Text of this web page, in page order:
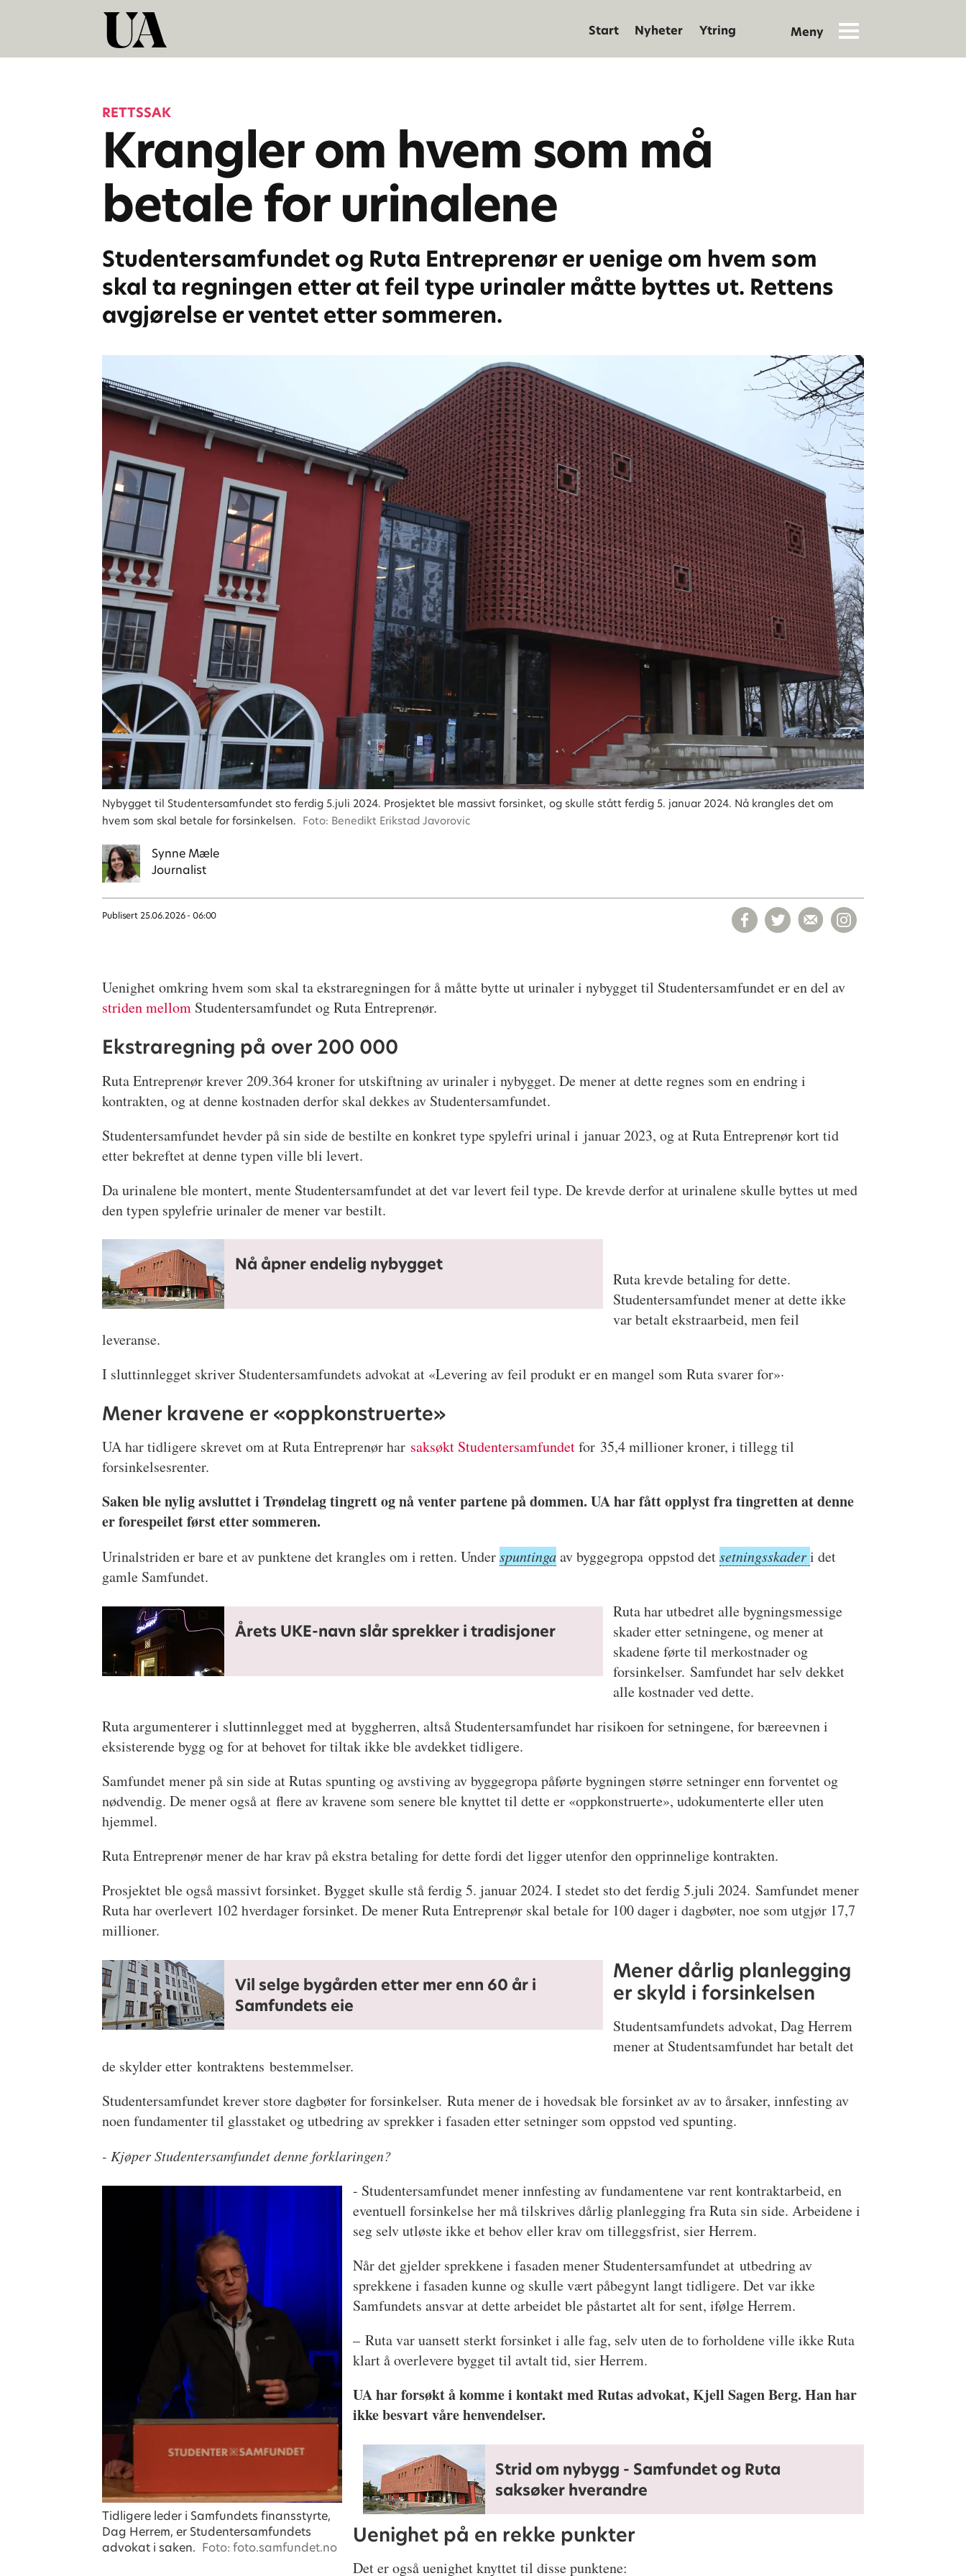
Start Nyheter Ytring
RETTSSAK
Krangler om hvem som må
betale for urinalene
Studentersamfundet og Ruta Entreprenør er uenige om hvem som
skal ta regningen etter at feil type urinaler måtte byttes ut. Rettens
avgjørelse er ventet etter sommeren.
Nybygget til Studentersamfundet sto ferdig 5.juli 2024. Prosjektet ble massivt forsinket, og skulle stått ferdig 5. januar 2024. Nå krangles det om
hvem som skal betale for forsinkelsen. Foto: Benedikt Erikstad Javorovic
Synne Mæle
Journalist
Publisert 25.06.2026 - 06:00
Uenighet omkring hvem som skal ta ekstraregningen for å måtte bytte ut urinaler i nybygget til Studentersamfundet er en del av
striden mellom Studentersamfundet og Ruta Entreprenør.
Ekstraregning på over 200 000
Ruta Entreprenør krever 209.364 kroner for utskiftning av urinaler i nybygget. De mener at dette regnes som en endring i
kontrakten, og at denne kostnaden derfor skal dekkes av Studentersamfundet.
Studentersamfundet hevder på sin side de bestilte en konkret type spylefri urinal i januar 2023, og at Ruta Entreprenør kort tid
etter bekreftet at denne typen ville bli levert.
Da urinalene ble montert, mente Studentersamfundet at det var levert feil type. De krevde derfor at urinalene skulle byttes ut med
den typen spylefrie urinaler de mener var bestilt.
Nå åpner endelig nybygget
Ruta krevde betaling for dette.
Studentersamfundet mener at dette ikke
var betalt ekstraarbeid, men feil
leveranse.
I sluttinnlegget skriver Studentersamfundets advokat at «Levering av feil produkt er en mangel som Ruta svarer for»·
Mener kravene er «oppkonstruerte»
UA har tidligere skrevet om at Ruta Entreprenør har saksøkt Studentersamfundetfor 35,4 millioner kroner, i tillegg til
forsinkelsesrenter.
Saken ble nylig avsluttet i Trøndelag tingrett og nå venter partene på dommen. UA har fått opplyst fra tingretten at denne
er forespeilet først etter sommeren.
Urinalstriden er bare et av punktene det krangles om i retten. Underspuntingaav byggegropa oppstod detsetningsskaderi det
gamle Samfundet.
Årets UKE-navn slår sprekker i tradisjoner
Ruta har utbedret alle bygningsmessige
skader etter setningene, og mener at
skadene førte til merkostnader og
forsinkelser. Samfundet har selv dekket
alle kostnader ved dette.
Ruta argumenterer i sluttinnlegget med at byggherren, altså Studentersamfundet har risikoen for setningene, for bæreevnen i
eksisterende bygg og for at behovet for tiltak ikke ble avdekket tidligere.
Samfundet mener på sin side at Rutas spunting og avstiving av byggegropa påførte bygningen større setninger enn forventet og
nødvendig. De mener også at flere av kravene som senere ble knyttet til dette er «oppkonstruerte», udokumenterte eller uten
hjemmel.
Ruta Entreprenør mener de har krav på ekstra betaling for dette fordi det ligger utenfor den opprinnelige kontrakten.
Prosjektet ble også massivt forsinket. Bygget skulle stå ferdig 5. januar 2024. I stedet sto det ferdig 5.juli 2024. Samfundet mener
Ruta har overlevert 102 hverdager forsinket. De mener Ruta Entreprenør skal betale for 100 dager i dagbøter, noe som utgjør 17,7
millioner.
Vil selge bygården etter mer enn 60 år i
Samfundets eie
Mener dårlig planlegging
er skyld i forsinkelsen
Studentsamfundets advokat, Dag Herrem
mener at Studentsamfundet har betalt det
de skylder etter kontraktens bestemmelser.
Studentersamfundet krever storedagbøter for forsinkelser. Ruta mener de i hovedsak ble forsinket av av to årsaker, innfesting av
noen fundamenter til glasstaket og utbedring av sprekker i fasaden etter setninger som oppstod ved spunting.
- Kjøper Studentersamfundet denne forklaringen?
Tidligere leder i Samfundets finansstyrte,
Dag Herrem, er Studentersamfundets
advokat i saken. Foto: foto.samfundet.no
- Studentersamfundet mener innfesting av fundamentene var rent kontraktarbeid, en
eventuell forsinkelse her må tilskrives dårlig planlegging fra Ruta sin side. Arbeidene i
seg selv utløste ikke et behov eller krav om tilleggsfrist, sier Herrem.
Når det gjelder sprekkene i fasaden mener Studentersamfundet at utbedring av
sprekkene i fasaden kunne og skulle vært påbegynt langt tidligere. Det var ikke
Samfundets ansvar at dette arbeidet ble påstartet alt for sent, ifølge Herrem.
– Ruta var uansett sterkt forsinket i alle fag, selv uten de to forholdene ville ikke Ruta
klart å overlevere bygget til avtalt tid, sier Herrem.
UA har forsøkt å komme i kontakt med Rutas advokat, Kjell Sagen Berg. Han har
ikke besvart våre henvendelser.
Strid om nybygg - Samfundet og Ruta
saksøker hverandre
Uenighet på en rekke punkter
Det er også uenighet knyttet til disse punktene: